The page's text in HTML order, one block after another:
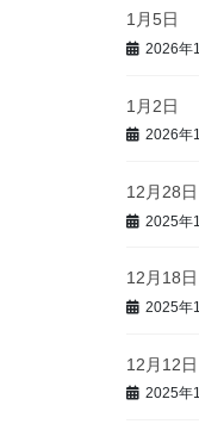
1月5日
2026年
1月2日
2026年
12月28日
2025年
12月18日
2025年
12月12日
2025年